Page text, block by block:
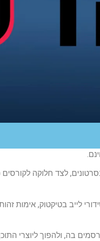
לצד חלוקה
לייב בטיקטוק, אימות
בה, ולהפוך ליוצרי